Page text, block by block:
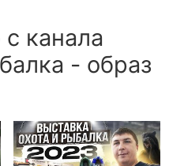
канала
- образ